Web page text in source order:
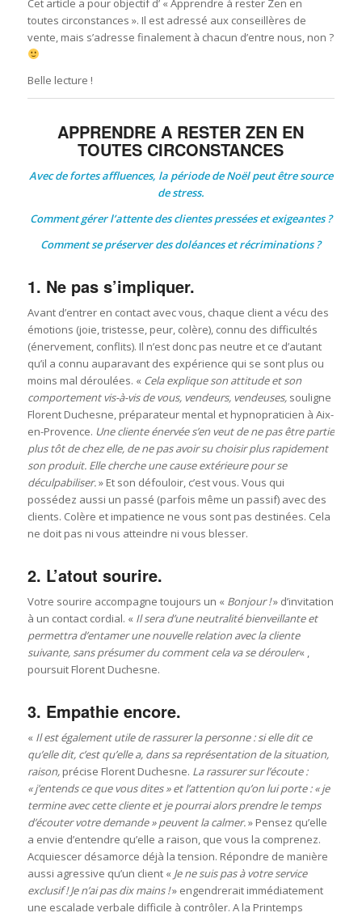
Cet article a pour objectif d’ « Apprendre à rester Zen en
toutes circonstances ». Il est adressé aux conseillères de
vente, mais s’adresse finalement à chacun d’entre nous, non ?
Belle lecture !
APPRENDRE A RESTER ZEN EN
TOUTES CIRCONSTANCES
Avec de fortes affluences, la période de Noël peut être source
de stress.
Comment gérer l’attente des clientes pressées et exigeantes ?
Comment se préserver des doléances et récriminations ?
1. Ne pas s’impliquer.
Avant d’entrer en contact avec vous, chaque client a vécu des
émotions (joie, tristesse, peur, colère), connu des difficultés
(énervement, conflits). Il n’est donc pas neutre et ce d’autant
qu’il a connu auparavant des expérience qui se sont plus ou
moins mal déroulées. « Cela explique son attitude et son
comportement vis-à-vis de vous, vendeurs, vendeuses,souligne
Florent Duchesne, préparateur mental et hypnopraticien à Aix-
en-Provence. Une cliente énervée s’en veut de ne pas être partie
plus tôt de chez elle, de ne pas avoir su choisir plus rapidement
son produit. Elle cherche une cause extérieure pour se
déculpabiliser.» Et son défouloir, c’est vous. Vous qui
possédez aussi un passé (parfois même un passif) avec des
clients. Colère et impatience ne vous sont pas destinées. Cela
ne doit pas ni vous atteindre ni vous blesser.
2. L’atout sourire.
Votre sourire accompagne toujours un « Bonjour !» d’invitation
à un contact cordial. « Il sera d’une neutralité bienveillante et
permettra d’entamer une nouvelle relation avec la cliente
suivante, sans présumer du comment cela va se dérouler« ,
poursuit Florent Duchesne.
3. Empathie encore.
« Il est également utile de rassurer la personne : si elle dit ce
qu’elle dit, c’est qu’elle a, dans sa représentation de la situation,
raison,précise Florent Duchesne. La rassurer sur l’écoute :
« j’entends ce que vous dites » et l’attention qu’on lui porte : « je
termine avec cette cliente et je pourrai alors prendre le temps
d’écouter votre demande » peuvent la calmer.» Pensez qu’elle
a envie d’entendre qu’elle a raison, que vous la comprenez.
Acquiescer désamorce déjà la tension. Répondre de manière
aussi agressive qu’un client « Je ne suis pas à votre service
exclusif ! Je n’ai pas dix mains !» engendrerait immédiatement
une escalade verbale difficile à contrôler. A la Printemps